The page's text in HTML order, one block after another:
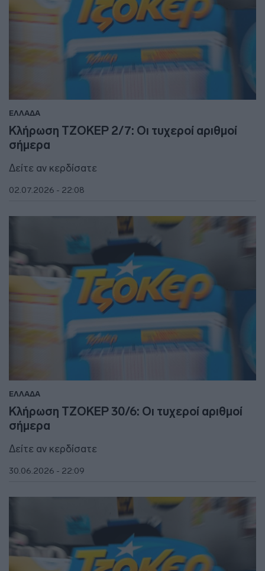
ΕΛΛΑΔΑ
Κλήρωση ΤΖΟΚΕΡ 2/7: Οι τυχεροί αριθμοί
σήμερα
Δείτε αν κερδίσατε
02.07.2026 - 22:08
ΕΛΛΑΔΑ
Κλήρωση ΤΖΟΚΕΡ 30/6: Οι τυχεροί αριθμοί
σήμερα
Δείτε αν κερδίσατε
30.06.2026 - 22:09